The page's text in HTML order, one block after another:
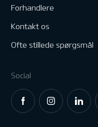
Forhandlere
Kontakt os
Ofte stillede spørgsmål
Social